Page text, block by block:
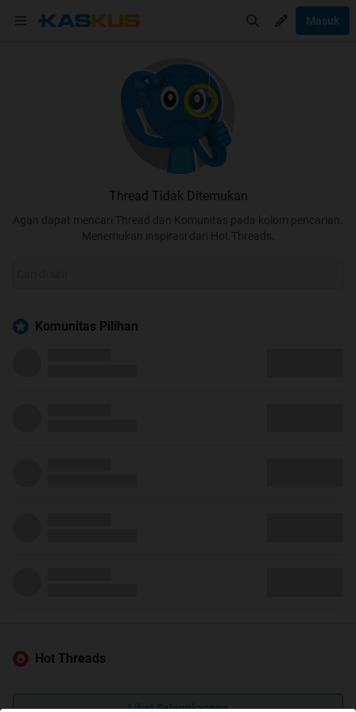
Masuk
Thread Tidak Ditemukan
Agan dapat mencari Thread dan Komunitas pada kolom pencarian.
Menemukan inspirasi dari Hot Threads.
Komunitas Pilihan
Hot Threads
Lihat Selengkapnya